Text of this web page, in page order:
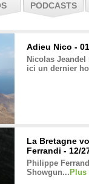
PODCASTS
Adieu Nico -
Nicolas
ici un dernier
La Bretagne
Ferrandi - 12/
Philippe
Showgun... Plus